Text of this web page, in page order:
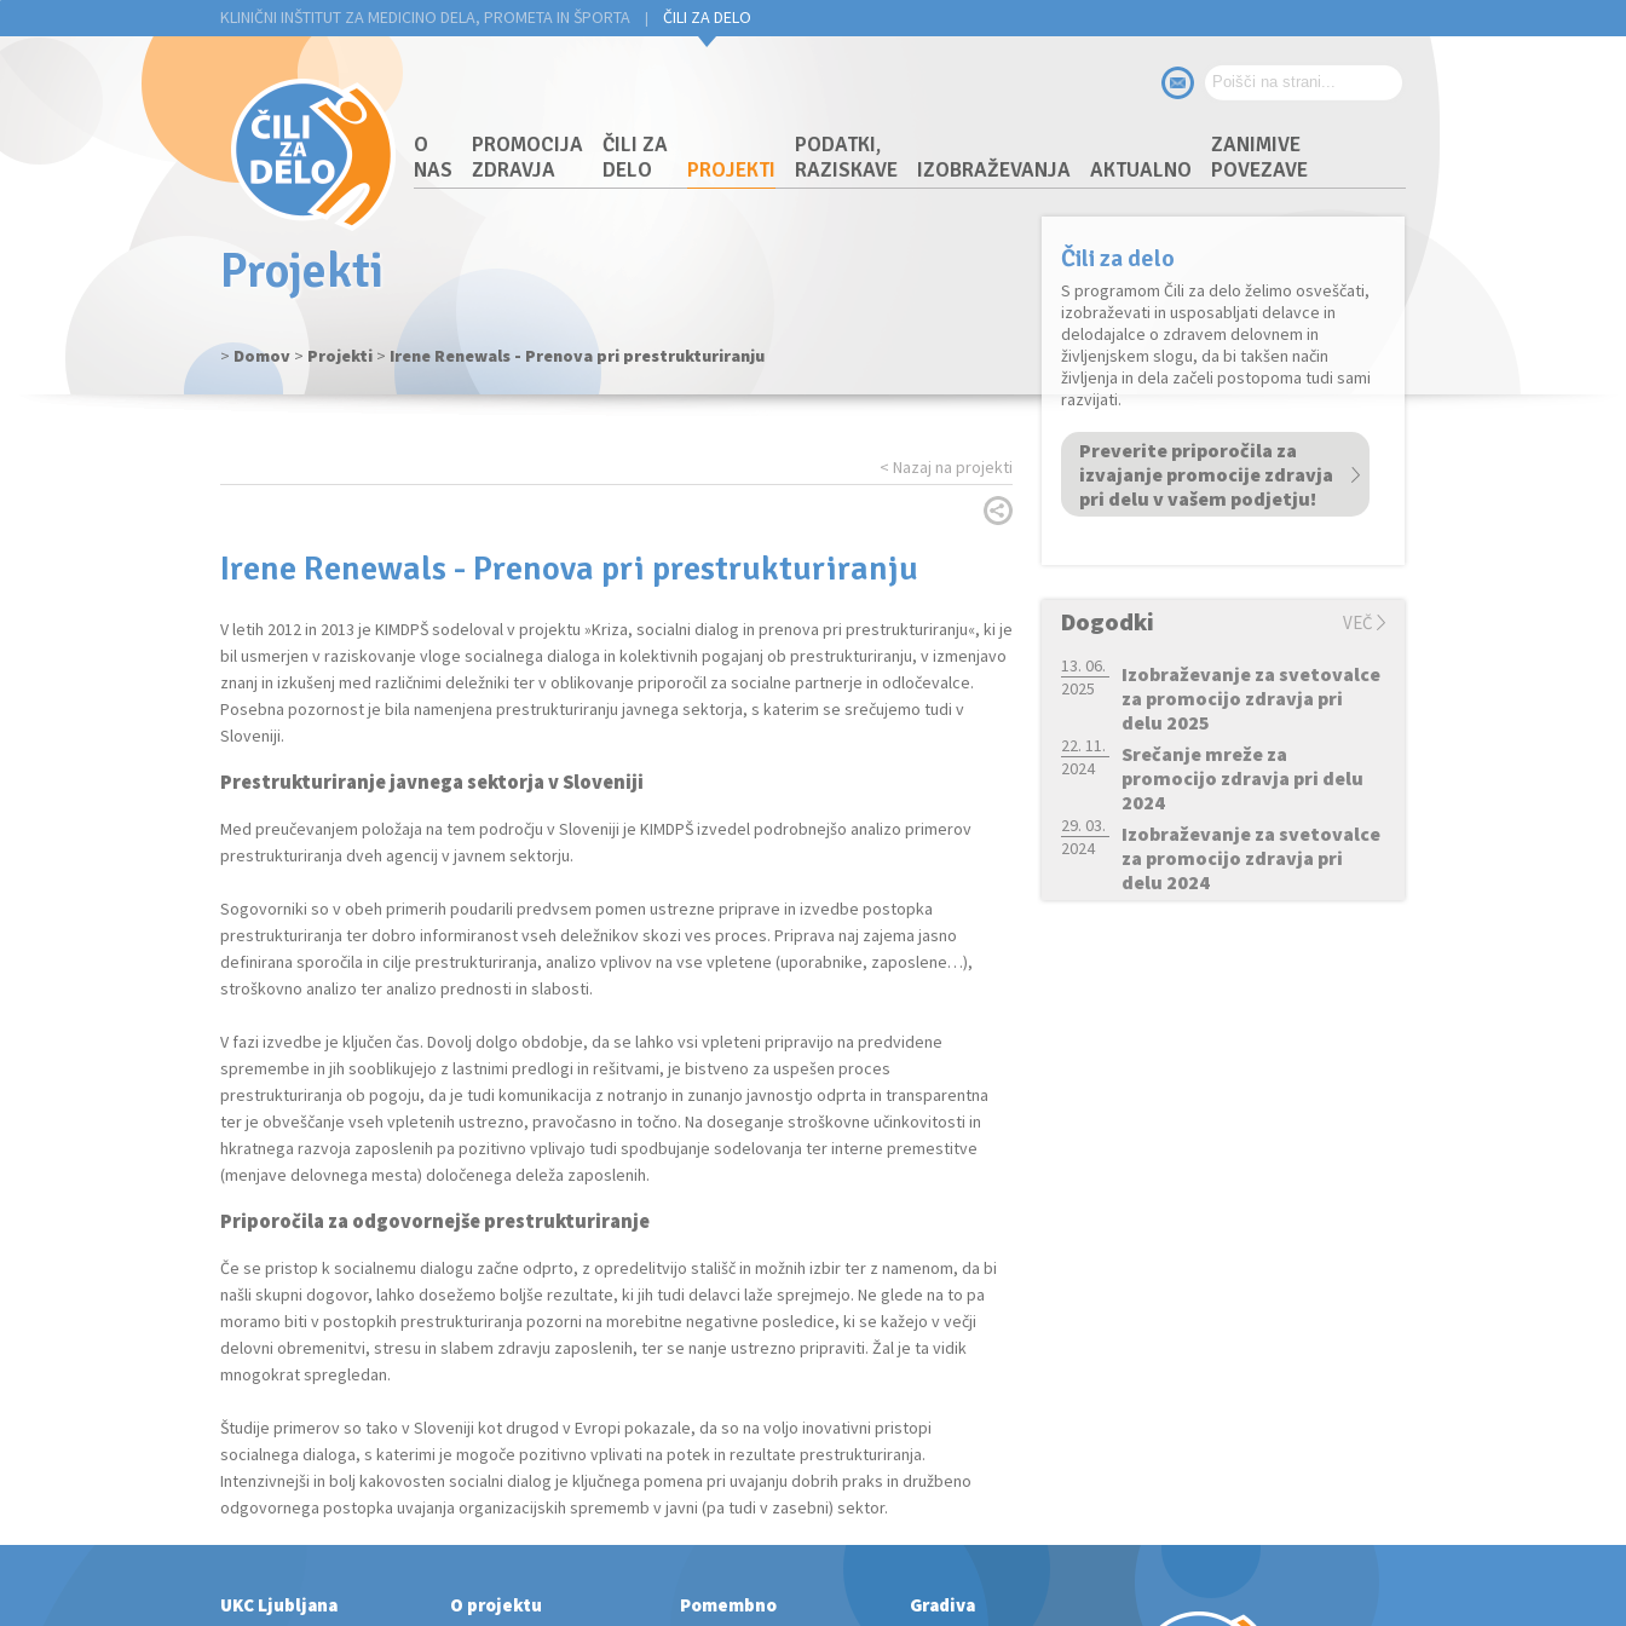
KLINIČNI INŠTITUT ZA MEDICINO DELA, PROMETA IN ŠPORTA | ČILI ZA DELO
O
NAS
PROMOCIJA
ZDRAVJA
ČILI ZA
DELO
PROJEKTI
PODATKI,
RAZISKAVE
IZOBRAŽEVANJA AKTUALNO
ZANIMIVE
POVEZAVE
Projekti
> Domov > Projekti > Irene Renewals - Prenova pri prestrukturiranju
< Nazaj na projekti
Irene Renewals - Prenova pri prestrukturiranju
V letih 2012 in 2013 je KIMDPŠ sodeloval v projektu »Kriza, socialni dialog in prenova pri prestrukturiranju«, ki je
bil usmerjen v raziskovanje vloge socialnega dialoga in kolektivnih pogajanj ob prestrukturiranju, v izmenjavo
znanj in izkušenj med različnimi deležniki ter v oblikovanje priporočil za socialne partnerje in odločevalce.
Posebna pozornost je bila namenjena prestrukturiranju javnega sektorja, s katerim se srečujemo tudi v
Sloveniji.
Prestrukturiranje javnega sektorja v Sloveniji
Med preučevanjem položaja na tem področju v Sloveniji je KIMDPŠ izvedel podrobnejšo analizo primerov
prestrukturiranja dveh agencij v javnem sektorju.
Sogovorniki so v obeh primerih poudarili predvsem pomen ustrezne priprave in izvedbe postopka
prestrukturiranja ter dobro informiranost vseh deležnikov skozi ves proces. Priprava naj zajema jasno
definirana sporočila in cilje prestrukturiranja, analizo vplivov na vse vpletene (uporabnike, zaposlene…),
stroškovno analizo ter analizo prednosti in slabosti.
V fazi izvedbe je ključen čas. Dovolj dolgo obdobje, da se lahko vsi vpleteni pripravijo na predvidene
spremembe in jih sooblikujejo z lastnimi predlogi in rešitvami, je bistveno za uspešen proces
prestrukturiranja ob pogoju, da je tudi komunikacija z notranjo in zunanjo javnostjo odprta in transparentna
ter je obveščanje vseh vpletenih ustrezno, pravočasno in točno. Na doseganje stroškovne učinkovitosti in
hkratnega razvoja zaposlenih pa pozitivno vplivajo tudi spodbujanje sodelovanja ter interne premestitve
(menjave delovnega mesta) določenega deleža zaposlenih.
Priporočila za odgovornejše prestrukturiranje
Če se pristop k socialnemu dialogu začne odprto, z opredelitvijo stališč in možnih izbir ter z namenom, da bi
našli skupni dogovor, lahko dosežemo boljše rezultate, ki jih tudi delavci laže sprejmejo. Ne glede na to pa
moramo biti v postopkih prestrukturiranja pozorni na morebitne negativne posledice, ki se kažejo v večji
delovni obremenitvi, stresu in slabem zdravju zaposlenih, ter se nanje ustrezno pripraviti. Žal je ta vidik
mnogokrat spregledan.
Študije primerov so tako v Sloveniji kot drugod v Evropi pokazale, da so na voljo inovativni pristopi
socialnega dialoga, s katerimi je mogoče pozitivno vplivati na potek in rezultate prestrukturiranja.
Intenzivnejši in bolj kakovosten socialni dialog je ključnega pomena pri uvajanju dobrih praks in družbeno
odgovornega postopka uvajanja organizacijskih sprememb v javni (pa tudi v zasebni) sektor.
Čili za delo
S programom Čili za delo želimo osveščati,
izobraževati in usposabljati delavce in
delodajalce o zdravem delovnem in
življenjskem slogu, da bi takšen način
življenja in dela začeli postopoma tudi sami
razvijati.
Preverite priporočila za
izvajanje promocije zdravja
pri delu v vašem podjetju!
Dogodki VEČ
13. 06.
2025
Izobraževanje za svetovalce
za promocijo zdravja pri
delu 2025
22. 11.
2024
Srečanje mreže za
promocijo zdravja pri delu
2024
29. 03.
2024
Izobraževanje za svetovalce
za promocijo zdravja pri
delu 2024
UKC Ljubljana O projektu Pomembno Gradiva